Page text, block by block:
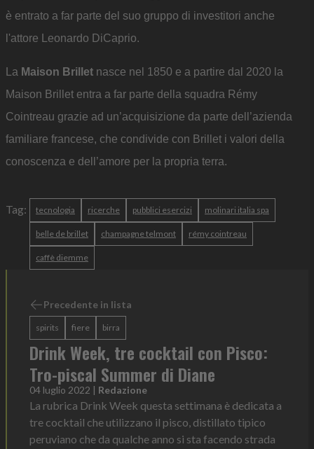
è entrato a far parte del suo gruppo di investitori anche
l'attore Leonardo DiCaprio.
La Maison Brillet nasce nel 1850 e a partire dal 2020 la
Maison Brillet entra a far parte della squadra Rémy
Cointreau grazie ad un’acquisizione da parte dell’azienda
familiare francese, che condivide con Brillet i valori della
conoscenza e dell’amore per la propria terra.
Tag: tecnologia ricerche pubblici esercizi molinari italia spa
belle de brillet champagne telmont rémy cointreau
caffè diemme
Precedente in lista
spirits fiere birra
Drink Week, tre cocktail con Pisco:
Tro-piscal Summer di Diane
04 luglio 2022 | Redazione
La rubrica Drink Week questa settimana è dedicata a
tre cocktail che utilizzano il pisco, distillato tipico
peruviano che da qualche anno si sta facendo strada